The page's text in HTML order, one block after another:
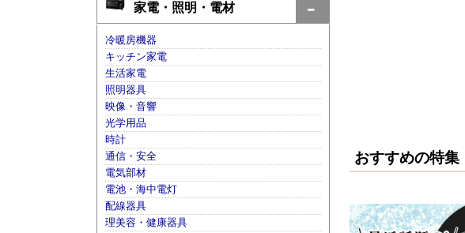
家電・照明・電材
冷暖房機器
キッチン家電
生活家電
照明器具
映像・音響
光学用品
時計
通信・安全
電気部材
電池・海中電灯
配線器具
理美容・健康器具
おすすめの特集